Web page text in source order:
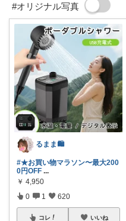
#オリジナル写真
るまま🛍️
#★お買い物マラソン〜最大200
0円OFF ...
￥ 4,950
0 1 620
コレ いいね